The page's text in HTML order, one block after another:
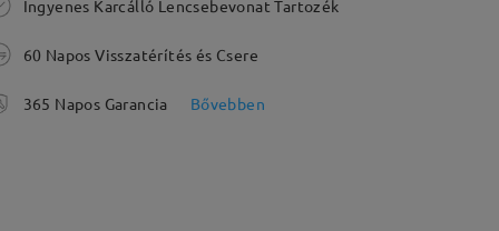
Ingyenes Karcálló Lencsebevonat Tartozék
60 Napos Visszatérítés és Csere
365 Napos Garancia Bővebben